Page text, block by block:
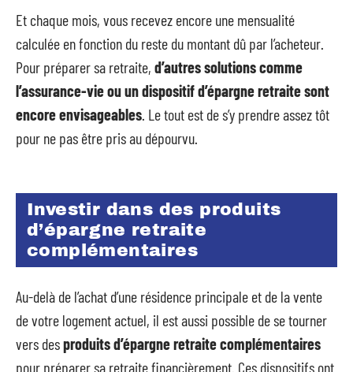
Et chaque mois, vous recevez encore une mensualité
calculée en fonction du reste du montant dû par l’acheteur.
Pour préparer sa retraite, d’autres solutions comme
l’assurance-vie ou un dispositif d’épargne retraite sont
encore envisageables. Le tout est de s’y prendre assez tôt
pour ne pas être pris au dépourvu.
Investir dans des produits
d’épargne retraite
complémentaires
Au-delà de l’achat d’une résidence principale et de la vente
de votre logement actuel, il est aussi possible de se tourner
vers desproduits d’épargne retraite complémentaires
pour préparer sa retraite financièrement. Ces dispositifs ont